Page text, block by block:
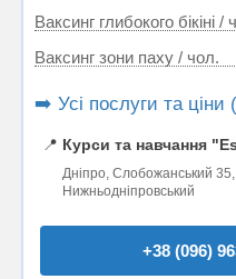
Ваксинг глибокого бікіні /
Ваксинг зони паху / чол.
➡️ Усі послуги та ціни
📍 Курси та навчання
Дніпро, Слобожанський
Нижньодніпровський
+38 (096)